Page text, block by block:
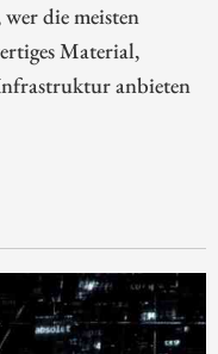
die meisten
Material,
anbieten